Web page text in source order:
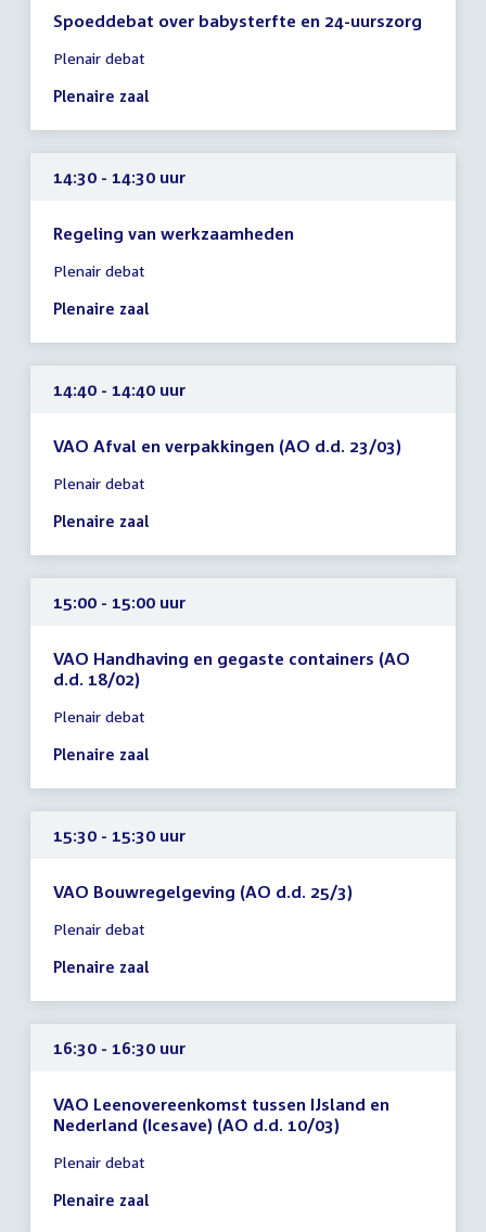
Spoeddebat over babysterfte en 24-uurszorg
vergadering
12:00
12:00
uur
Plenair debat
Plenaire zaal
14:30 - 14:30 uur
Regeling van werkzaamheden
vergadering
14:30
14:30
uur
Plenair debat
Plenaire zaal
14:40 - 14:40 uur
VAO Afval en verpakkingen (AO d.d. 23/03)
vergadering
14:40
14:40
uur
Plenair debat
Plenaire zaal
15:00 - 15:00 uur
VAO Handhaving en gegaste containers (AO
d.d. 18/02)
vergadering
15:00
15:00
uur
Plenair debat
Plenaire zaal
15:30 - 15:30 uur
VAO Bouwregelgeving (AO d.d. 25/3)
vergadering
15:30
15:30
uur
Plenair debat
Plenaire zaal
16:30 - 16:30 uur
VAO Leenovereenkomst tussen IJsland en
Nederland (Icesave) (AO d.d. 10/03)
vergadering
16:30
Plenair debat
Plenaire zaal